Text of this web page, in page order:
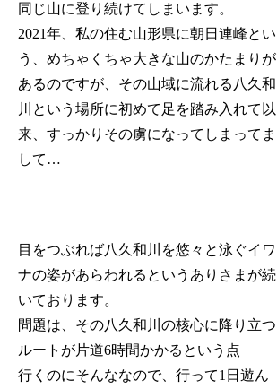
同じ山に登り続けてしまいます。
2021年、私の住む山形県に朝日連峰とい
う、めちゃくちゃ大きな山のかたまりが
あるのですが、その山域に流れる八久和
川という場所に初めて足を踏み入れて以
来、すっかりその虜になってしまってま
して…
目をつぶれば八久和川を悠々と泳ぐイワ
ナの姿があらわれるというありさまが続
いております。
問題は、その八久和川の核心に降り立つ
ルートが片道6時間かかるという点
行くのにそんななので、行って1日遊ん